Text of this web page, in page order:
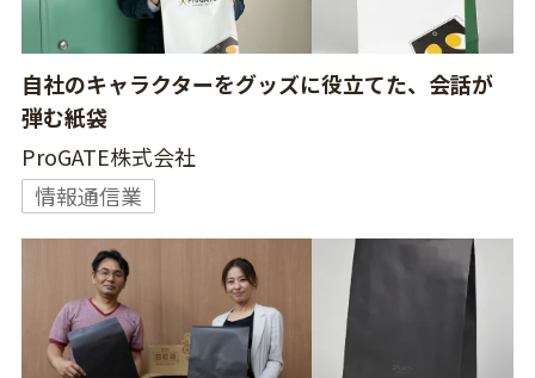
自社のキャラクターをグッズに役立てた、会話が
弾む紙袋
ProGATE株式会社
情報通信業